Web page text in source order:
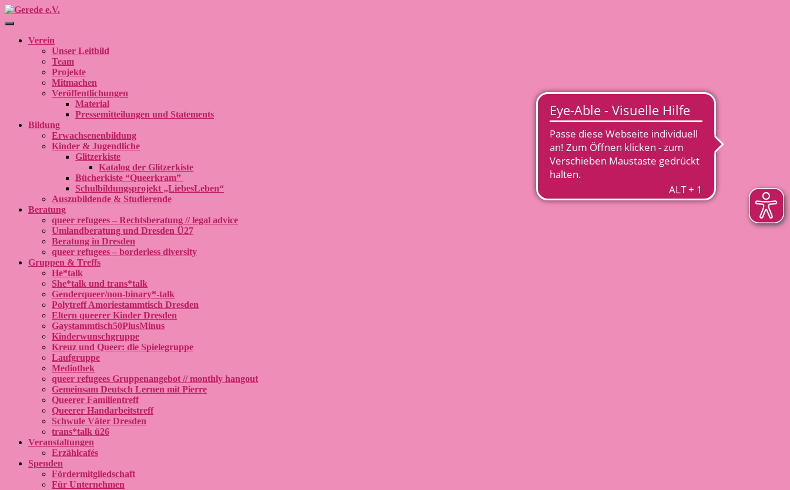
Navigation umschalten
Verein
Unser Leitbild
Team
Projekte
Mitmachen
Veröffentlichungen
Material
Pressemitteilungen und Statements
Bildung
Erwachsenenbildung
Kinder & Jugendliche
Glitzerkiste
Katalog der Glitzerkiste
Bücherkiste “Queerkram”
Schulbildungsprojekt „LiebesLeben“
Auszubildende & Studierende
Beratung
queer refugees – Rechtsberatung // legal advice
Umlandberatung und Dresden Ü27
Beratung in Dresden
queer refugees – borderless diversity
Gruppen & Treffs
He*talk
She*talk und trans*talk
Genderqueer/non-binary*-talk
Polytreff Amoriestammtisch Dresden
Eltern queerer Kinder Dresden
Gaystammtisch50PlusMinus
Kinderwunschgruppe
Kreuz und Queer: die Spielegruppe
Laufgruppe
Mediothek
queer refugees Gruppenangebot // monthly hangout
Gemeinsam Deutsch Lernen mit Pierre
Queerer Familientreff
Queerer Handarbeitstreff
Schwule Väter Dresden
trans*talk ü26
Veranstaltungen
Erzählcafés
Spenden
Fördermitgliedschaft
Für Unternehmen